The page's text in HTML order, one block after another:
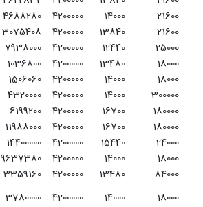
4688280 4200000 14000 21600
3075408 4200000 13840 21600
7938000 4200000 12440 25000
1036800 4200000 13480 18000
1506060 4200000 14000 18000
4320000 4200000 14000 300000
6199200 4200000 16700 180000
11988000 4200000 16700 180000
14400000 4200000 15440 24000
9637380 4200000 14000 18000
3359160 4200000 13480 84000
3780000 4200000 14000 18000